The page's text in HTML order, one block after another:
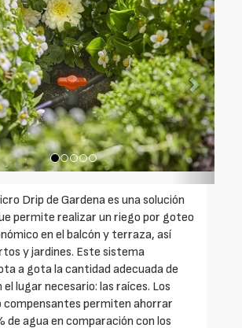
Drip de Gardena es una solución
permite realizar un riego por goteo
en el balcón y terraza, así
y jardines. Este sistema
a gota la cantidad adecuada de
lugar necesario: las raíces. Los
permiten ahorrar
de agua en comparación con los